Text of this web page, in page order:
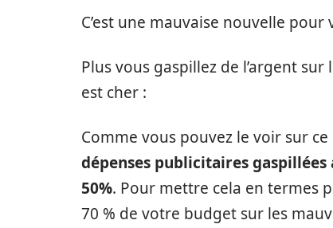
C’est une mauvaise nouvelle
Plus vous gaspillez de l’argent
est cher :
Comme vous pouvez le voir sur
dépenses publicitaires
50%. Pour mettre cela en termes
70 % de votre budget sur les